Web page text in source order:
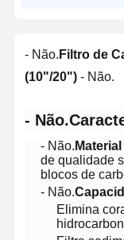
- Não. Filtro de
(10"/20") - Não.
- Não.
- Não. Material
de qualidade
blocos de
- Não.
Elimina